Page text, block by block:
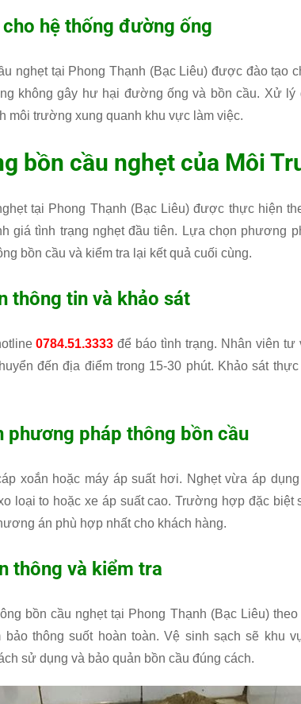
hệ thống đường ống
nghẹt tại Phong Thạnh (Bạc Liêu) được đào tạo
không gây hư hại đường ống và bồn cầu. Xử lý
môi trường xung quanh khu vực làm việc.
bồn cầu nghẹt của Môi
tại Phong Thạnh (Bạc Liêu) được thực hiện
giá tình trạng nghẹt đầu tiên. Lựa chọn phương
bồn cầu và kiểm tra lại kết quả cuối cùng.
thông tin và khảo sát
0784.51.3333 để báo tình trạng. Nhân viên
đến địa điểm trong 15-30 phút. Khảo sát
phương pháp thông bồn cầu
xoắn hoặc máy áp suất hơi. Nghẹt vừa áp
loại to hoặc xe áp suất cao. Trường hợp đặc biệt
án phù hợp nhất cho khách hàng.
thông và kiểm tra
bồn cầu nghẹt tại Phong Thạnh (Bạc Liêu)
bảo thông suốt hoàn toàn. Vệ sinh sạch sẽ khu
sử dụng và bảo quản bồn cầu đúng cách.